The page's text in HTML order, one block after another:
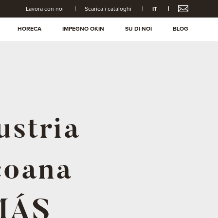
Lavora con noi Scarica i cataloghi IT
HORECA IMPEGNO OKIN SU DI NOI BLOG